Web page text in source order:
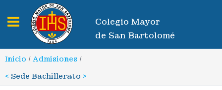
Toggle navigation
Colegio Mayor
de San Bartolomé
Inicio / Admisiones /
< Sede Bachillerato >